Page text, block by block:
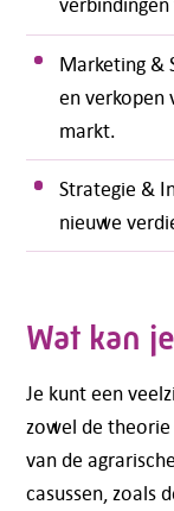
Marketing &
en verkopen
markt.
Strategie &
nieuwe
Wat kan
Je kunt een
zowel de
van de
casussen, zoals